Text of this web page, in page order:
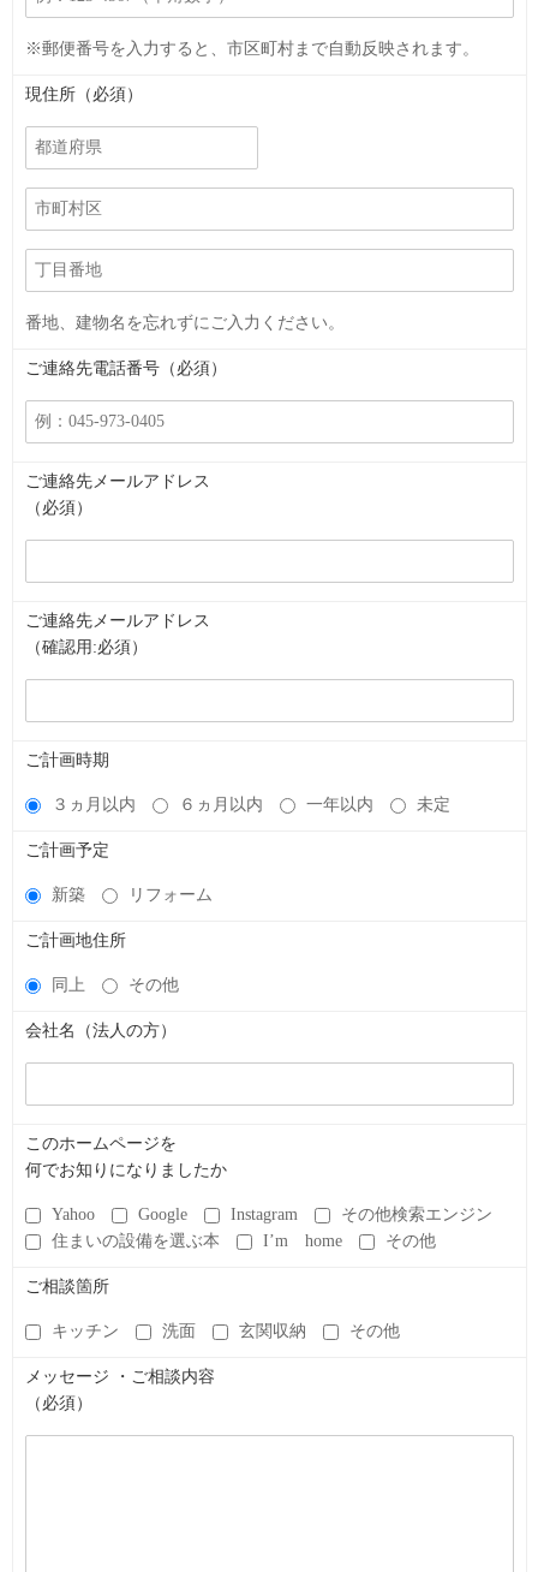
※郵便番号を入力すると、市区町村まで自動反映されます。
現住所（必須）
番地、建物名を忘れずにご入力ください。
ご連絡先電話番号（必須）
ご連絡先メールアドレス
（必須）
ご連絡先メールアドレス
（確認用:必須）
ご計画時期
３ヵ月以内 ６ヵ月以内 一年以内 未定
ご計画予定
新築 リフォーム
ご計画地住所
同上 その他
会社名（法人の方）
このホームページを
何でお知りになりましたか
Yahoo Google Instagram
その他検索エンジン
住まいの設備を選ぶ本
I’m home その他
ご相談箇所
キッチン 洗面 玄関収納 その他
メッセージ ・ご相談内容
（必須）